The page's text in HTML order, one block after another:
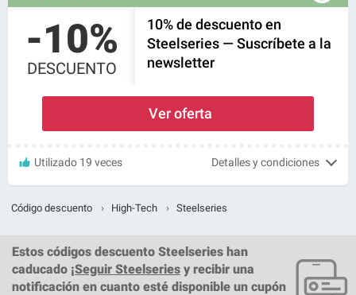
-10%
DESCUENTO
10% de descuento en
Steelseries — Suscríbete a la
newsletter
Ver oferta
Utilizado 19 veces Detalles y condiciones
Código descuento › High-Tech › Steelseries
Estos códigos descuento Steelseries han
caducado ¡Seguir Steelseries y recibir una
notificación en cuanto esté disponible un cupón